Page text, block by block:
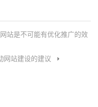
站是不可能有优化推广的效
网站建设的建议